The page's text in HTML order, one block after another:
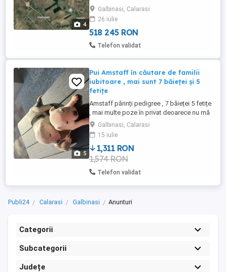
4
facil Ideal pentru exploatare agricolă,
investiție pe termen lung sau proiect
energetic. Preț: ...
Galbinasi, Calarasi
26 iulie
518 245 RON
Telefon validat
5
Pui Amstaff în căutare de familii
iubitoare , mai sunt 7 băieței și 5
fetițe
Amstaff părinți pedigree , 7 băieței 5 fetițe
, mai multe poze în privat deoarece nu mă
lasă să pun toate pozele De văzut ori în
Galbinasi Călărași ori în București sector 3
Galbinasi, Calarasi
15 iulie
1,311 RON
1,574 RON
Telefon validat
Publi24 Calarasi Galbinasi Anunturi
Categorii
Subcategorii
Județe